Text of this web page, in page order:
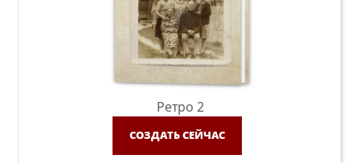
Ретро 2
СОЗДАТЬ СЕЙЧАС